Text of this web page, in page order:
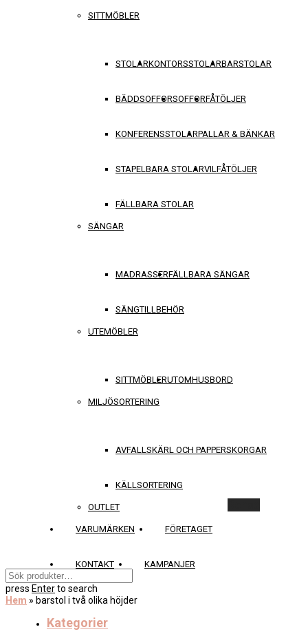
SITTMÖBLER
STOLARKONTORSSTOLARBARSTOLAR
BÄDDSOFFORSOFFORFÅTÖLJER
KONFERENSSTOLARPALLAR & BÄNKAR
STAPELBARA STOLARVILFÅTÖLJER
FÄLLBARA STOLAR
SÄNGAR
MADRASSERFÄLLBARA SÄNGAR
SÄNGTILLBEHÖR
UTEMÖBLER
SITTMÖBLERUTOMHUSBORD
MILJÖSORTERING
AVFALLSKÄRL OCH PAPPERSKORGAR
KÄLLSORTERING
OUTLET
VARUMÄRKEN FÖRETAGET
KONTAKT KAMPANJER
press Enterto search
Hem » barstol i två olika höjder
Kategorier